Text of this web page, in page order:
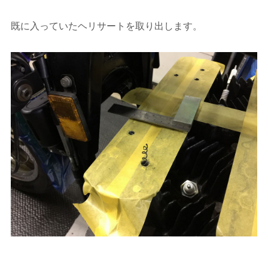
既に入っていたヘリサートを取り出します。